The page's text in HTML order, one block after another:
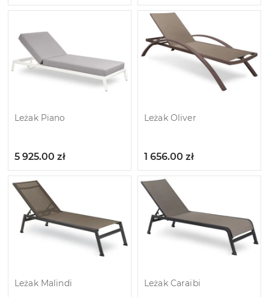
Leżak Piano
5 925.00 zł
Leżak Oliver
1 656.00 zł
Leżak Malindi Leżak Caraibi